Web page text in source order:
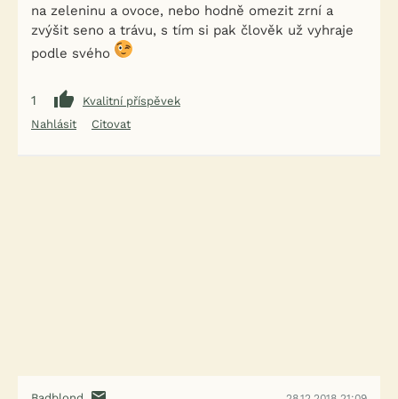
na zeleninu a ovoce, nebo hodně omezit zrní a
zvýšit seno a trávu, s tím si pak člověk už vyhraje
podle svého
1
Kvalitní příspěvek
Nahlásit
Citovat